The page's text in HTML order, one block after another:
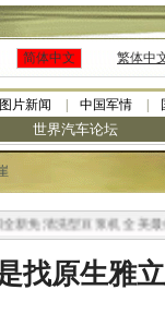
简体中文 繁体中
图片新闻 中国军情
世界汽车论坛
免清洗型豆浆机 全美最低
找原生雅